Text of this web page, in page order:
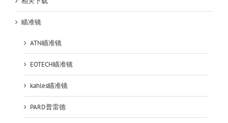
瞄准镜
ATN瞄准镜
EOTECH瞄准镜
kahles瞄准镜
PARD普雷德